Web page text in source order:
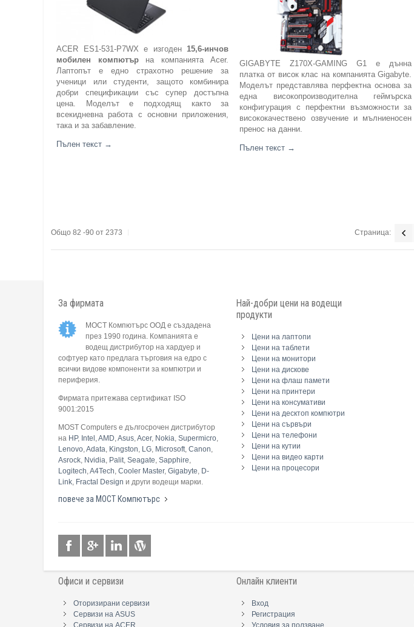
ACER ES1-531-P7WX е изгоден15,6-инчов
мобилен компютър на компанията Acer.
Лаптопът е едно страхотно решение за
ученици или студенти, защото комбинира
добри спецификации със супер достъпна
цена. Моделът е подходящ както за
всекидневна работа с основни приложения,
така и за забавление.
Пълен текст →
GIGABYTE Z170X-GAMING G1 е дънна
платка от висок клас на компанията Gigabyte.
Моделът представлява перфектна основа за
една високопроизводителна геймърска
конфигурация с перфектни възможности за
висококачествено озвучение и мълниеносен
пренос на данни.
Пълен текст →
Общо 82 -90 от 2373 Страница:
За фирмата
МОСТ Компютърс ООД е създадена
през 1990 година. Компанията е
водещ дистрибутор на хардуер и
софтуер като предлага търговия на едро с
всички видове компоненти за компютри и
периферия.
Фирмата притежава сертификат ISO
9001:2015
MOST Computers е дългосрочен дистрибутор
на HP, Intel ,AMD,Asus,Acer, Nokia, Supermicro,
Lenovo,Adata, Kingston, LG, Microsoft, Canon,
Asrock, Nvidia, Palit, Seagate, Sapphire,
Logitech,A4Tech, Cooler Master, Gigabyte, D-
Link, Fractal Design и други водещи марки.
повече за МОСТ Компютърс
Най-добри цени на водещи
продукти
Цени на лаптопи
Цени на таблети
Цени на монитори
Цени на дискове
Цени на флаш памети
Цени на принтери
Цени на консумативи
Цени на десктоп компютри
Цени на сървъри
Цени на телефони
Цени на кутии
Цени на видео карти
Цени на процесори
Офиси и сервизи
Оторизирани сервизи
Сервизи на ASUS
Сервизи на ACER
Онлайн клиенти
Вход
Регистрация
Условия за ползване